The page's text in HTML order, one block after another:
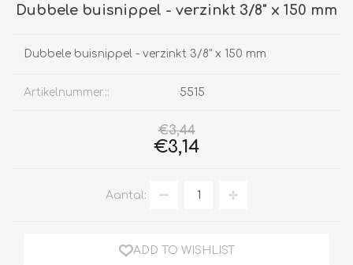
Dubbele buisnippel - verzinkt 3/8" x 150 mm
Dubbele buisnippel - verzinkt 3/8" x 150 mm
Artikelnummer:: 5515
€3,44
€3,14
Aantal:
ADD TO WISHLIST